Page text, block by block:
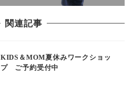
関連記事
KIDS＆MOM夏休みワークショッ
プ ご予約受付中